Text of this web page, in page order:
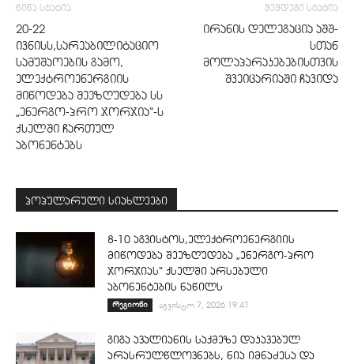
წინა სტატია
20-22
ივნისს,სარეაბილიტაციო
სამუშაოების გამო,
ელექტროენერგიის
მიწოდება შეეზღუდება სს
„ენერგო-პრო ჯორჯია“-ს
ქსელში ჩართულ
აბონენტებს
შემდეგი სტატია
ირანის დელეგაცია აშშ-
სთან
მოლაპარაკებებისთვის
შვეიცარიაში ჩავიდა
პოპულარული სიახლეები
8-10 აგვისტოს,ელექტროენერგიის
მიწოდება შეეზღუდება „ენერგო-პრო
ჯორჯიას“ ქსელში არსებული
აბონენტების ნაწილს
რეგიონი აგვისტო 7, 2026 19:41
გიგა ავალიანის საქმეზე დაკავებულ
არასრულწლოვნებს, ნია იმნაძესა და